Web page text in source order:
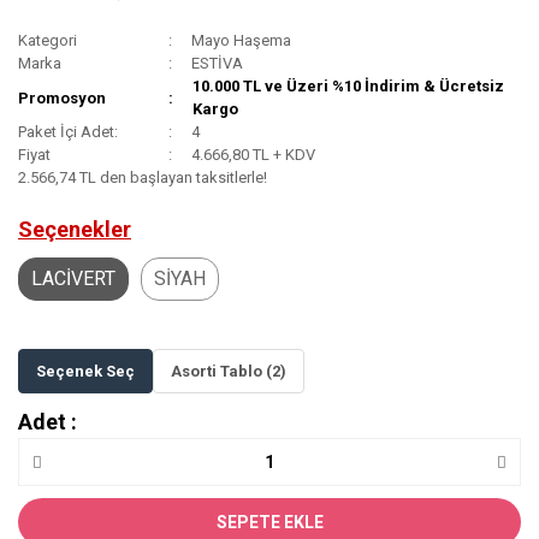
Kategori
Mayo Haşema
Marka
ESTİVA
Promosyon
10.000 TL ve Üzeri %10 İndirim & Ücretsiz
Kargo
Paket İçi Adet:
4
Fiyat
4.666,80 TL + KDV
2.566,74 TL den başlayan taksitlerle!
Seçenekler
LACİVERT SİYAH
Seçenek Seç Asorti Tablo (2)
Adet :
SEPETE EKLE